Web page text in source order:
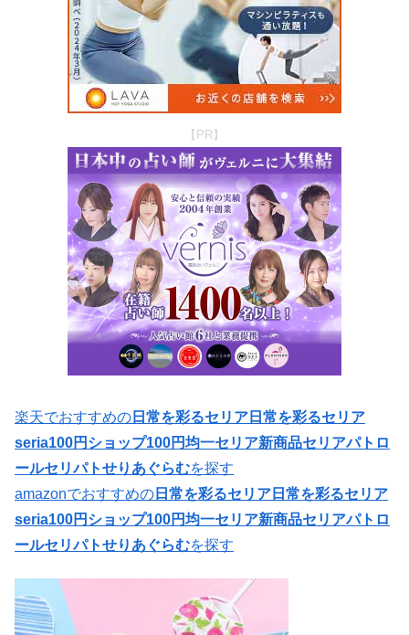
【PR】
楽天でおすすめの 日常を彩るセリア日常を彩るセリア
seria100円ショップ100円均一セリア新商品セリアパトロ
ールセリパトせりあぐらむを探す
amazonでおすすめの 日常を彩るセリア日常を彩るセリア
seria100円ショップ100円均一セリア新商品セリアパトロ
ールセリパトせりあぐらむを探す